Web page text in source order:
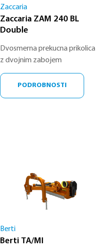
Zaccaria
Zaccaria ZAM 240 BL
Double
Dvosmerna prekucna prikolica
z dvojnim zabojem
PODROBNOSTI
Berti
Berti TA/MI